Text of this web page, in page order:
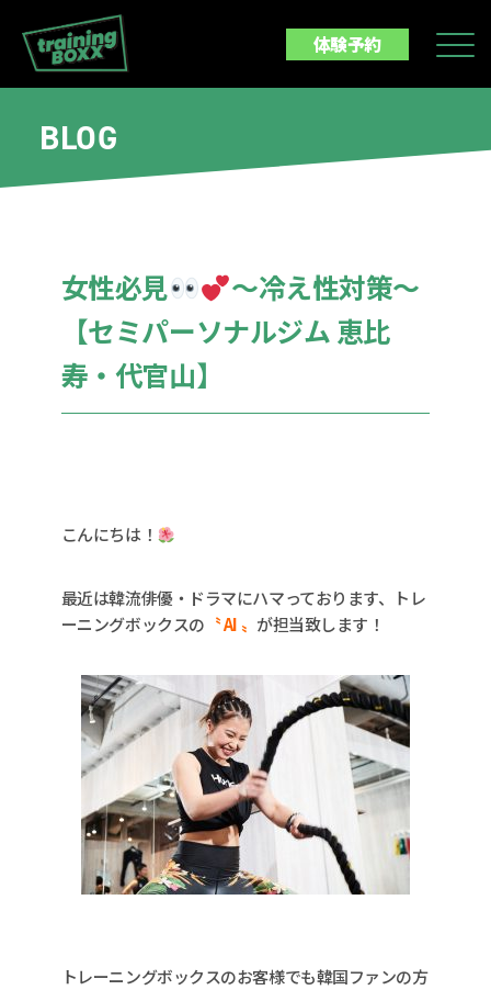
体験予約
BLOG
女性必見
〜冷え性対策〜
【セミパーソナルジム 恵比
寿・代官山】
こんにちは！
最近は韓流俳優・ドラマにハマっております、トレ
ーニングボックスの 〝 AI 〟 が担当致します！
トレーニングボックスのお客様でも韓国ファンの方